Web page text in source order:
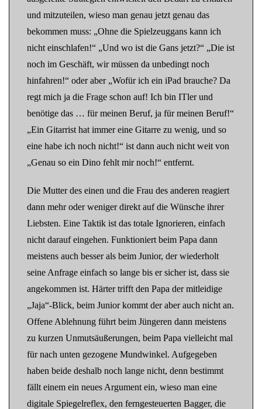
und mitzuteilen, wieso man genau jetzt genau das
bekommen muss: „Ohne die Spielzeuggans kann ich
nicht einschlafen!“ „Und wo ist die Gans jetzt?“ „Die ist
noch im Geschäft, wir müssen da unbedingt noch
hinfahren!“ oder aber „Wofür ich ein iPad brauche? Da
regt mich ja die Frage schon auf! Ich bin ITler und
benötige das … für meinen Beruf, ja für meinen Beruf!“
„Ein Gitarrist hat immer eine Gitarre zu wenig, und so
eine habe ich noch nicht!“ ist dann auch nicht weit von
„Genau so ein Dino fehlt mir noch!“ entfernt.
Die Mutter des einen und die Frau des anderen reagiert
dann mehr oder weniger direkt auf die Wünsche ihrer
Liebsten. Eine Taktik ist das totale Ignorieren, einfach
nicht darauf eingehen. Funktioniert beim Papa dann
meistens auch besser als beim Junior, der wiederholt
seine Anfrage einfach so lange bis er sicher ist, dass sie
angekommen ist. Härter trifft den Papa der mitleidige
„Jaja“-Blick, beim Junior kommt der aber auch nicht an.
Offene Ablehnung führt beim Jüngeren dann meistens
zu kurzen Unmutsäußerungen, beim Papa vielleicht mal
für nach unten gezogene Mundwinkel. Aufgegeben
haben beide deshalb noch lange nicht, denn bestimmt
fällt einem ein neues Argument ein, wieso man eine
digitale Spiegelreflex, den ferngesteuerten Bagger, die